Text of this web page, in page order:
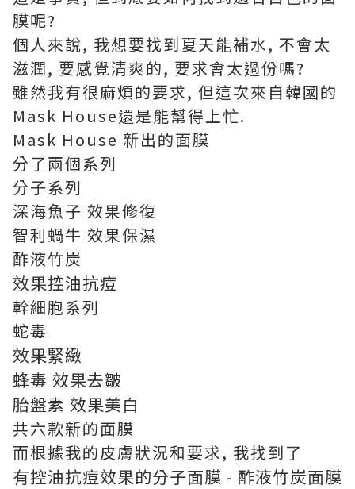
膜呢?
個人來說, 我想要找到夏天能補水, 不會太
滋潤, 要感覺清爽的, 要求會太過份嗎?
雖然我有很麻煩的要求, 但這次來自韓國的
Mask House還是能幫得上忙.
Mask House 新出的面膜
分了兩個系列
分子系列
深海魚子 效果修復
智利蝸牛 效果保濕
酢液竹炭
效果控油抗痘
幹細胞系列
蛇毒
效果緊緻
蜂毒 效果去皺
胎盤素 效果美白
共六款新的面膜
而根據我的皮膚狀況和要求, 我找到了
有控油抗痘效果的分子面膜 - 酢液竹炭面膜